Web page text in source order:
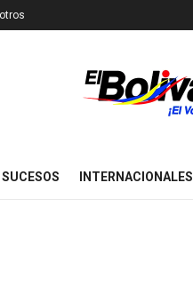
SUCESOS INTERNACIONALES